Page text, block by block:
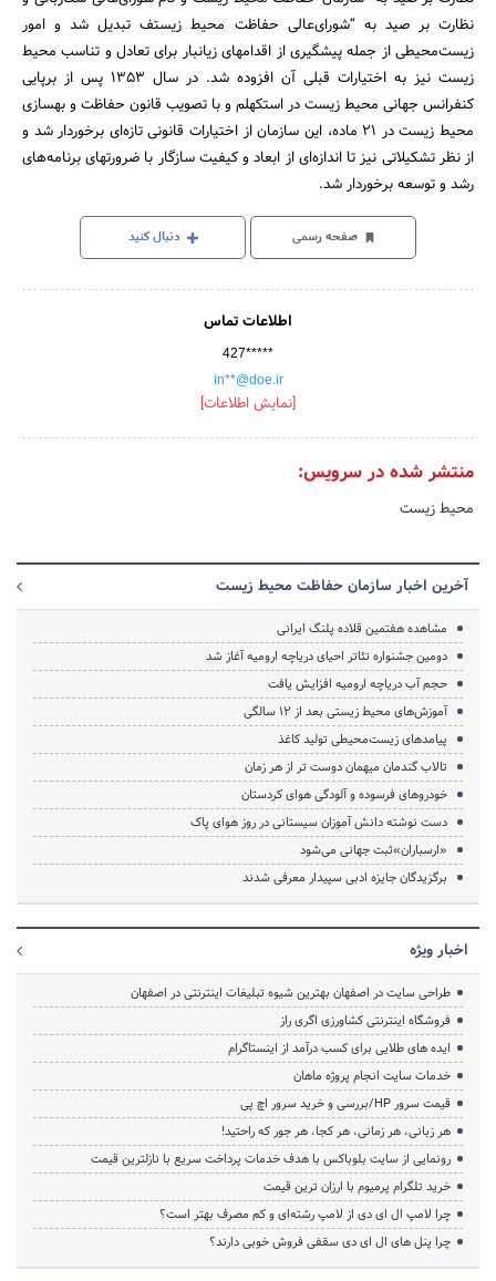
نظارت بر صید به “شورای‌عالی حفاظت محیط زیستف تبدیل شد و امور
زیست‌محیطی از جمله پیشگیری از اقدامهای زیانبار برای تعادل و تناسب محیط
زیست نیز به اختیارات قبلی آن افزوده شد. در سال 1353 پس از برپایی
کنفرانس جهانی محیط زیست در استکهلم و با تصویب قانون حفاظت و بهسازی
محیط زیست در 21 ماده، این سازمان از اختیارات قانونی تازه‌ای برخوردار شد و
از نظر تشکیلاتی نیز تا اندازه‌ای از ابعاد و کیفیت سازگار با ضرورتهای برنامه‌های
رشد و توسعه برخوردار شد.
صفحه رسمی دنبال کنید
اطلاعات تماس
427*****
in**@doe.ir
[نمایش اطلاعات]
منتشر شده در سرویس:
محیط زیست
آخرین اخبار سازمان حفاظت محیط زیست
مشاهده هفتمین قلاده پلنگ ایرانی
دومین جشنواره تئاتر احیای دریاچه ارومیه آغاز شد
حجم آب دریاچه ارومیه افزایش یافت
آموزش‌های محیط‌ زیستی بعد از ۱۲ سالگی
پیامدهای زیست‌محیطی تولید کاغذ
تالاب گندمان میهمان‌ دوست تر از هر زمان
خودروهای فرسوده و آلودگی هوای کردستان
دست نوشته دانش آموزان سیستانی در روز هوای پاک
«ارسباران»ثبت جهانی می‌شود
برگزیدگان جایزه ادبی سپیدار معرفی شدند
اخبار ویژه
طراحی سایت در اصفهان بهترین شیوه تبلیغات اینترنتی در اصفهان
فروشگاه اینترنتی کشاورزی اگری راز
ایده های طلایی برای کسب درآمد از اینستاگرام
خدمات سایت انجام پروژه ماهان
قیمت سرور HP/بررسی و خرید سرور اچ پی
هر زبانی، هر زمانی، هر کجا، هر جور که راحتید!
رونمایی از سایت بلوباکس با هدف خدمات پرداخت سریع با نازلترین قیمت
خرید تلگرام پرمیوم با ارزان ترین قیمت
چرا لامپ ال ای دی از لامپ رشته‌ای و کم مصرف بهتر است؟
چرا پنل های ال ای دی سقفی فروش خوبی دارند؟